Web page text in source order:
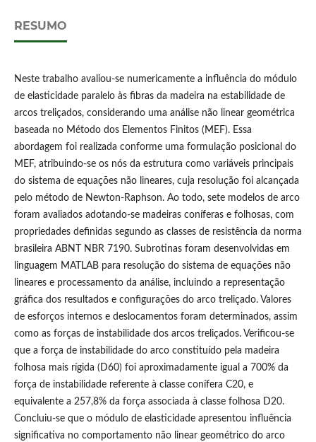
RESUMO
Neste trabalho avaliou-se numericamente a influência do módulo
de elasticidade paralelo às fibras da madeira na estabilidade de
arcos treliçados, considerando uma análise não linear geométrica
baseada no Método dos Elementos Finitos (MEF). Essa
abordagem foi realizada conforme uma formulação posicional do
MEF, atribuindo-se os nós da estrutura como variáveis principais
do sistema de equações não lineares, cuja resolução foi alcançada
pelo método de Newton-Raphson. Ao todo, sete modelos de arco
foram avaliados adotando-se madeiras coníferas e folhosas, com
propriedades definidas segundo as classes de resistência da norma
brasileira ABNT NBR 7190. Subrotinas foram desenvolvidas em
linguagem MATLAB para resolução do sistema de equações não
lineares e processamento da análise, incluindo a representação
gráfica dos resultados e configurações do arco treliçado. Valores
de esforços internos e deslocamentos foram determinados, assim
como as forças de instabilidade dos arcos treliçados. Verificou-se
que a força de instabilidade do arco constituído pela madeira
folhosa mais rígida (D60) foi aproximadamente igual a 700% da
força de instabilidade referente à classe conífera C20, e
equivalente a 257,8% da força associada à classe folhosa D20.
Concluiu-se que o módulo de elasticidade apresentou influência
significativa no comportamento não linear geométrico do arco